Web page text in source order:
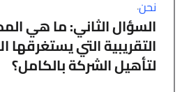
نحن.
السؤال الثاني: ما هي
التقريبية التي
لتأهيل الشركة بالكامل؟